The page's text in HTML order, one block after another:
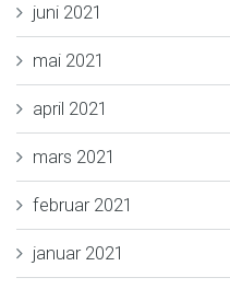
juni 2021
mai 2021
april 2021
mars 2021
februar 2021
januar 2021